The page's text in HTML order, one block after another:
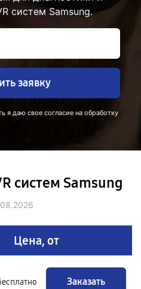
систем Samsung.
заявку
я даю свое согласие на обработку
систем Samsung
Цена, от
Заказать